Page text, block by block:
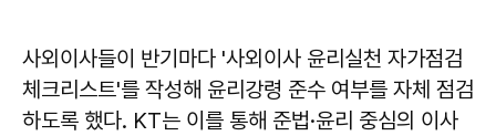
사외이사들이 반기마다 '사외이사 윤리실천 자가점검
체크리스트'를 작성해 윤리강령 준수 여부를 자체 점검
하도록 했다. KT는 이를 통해 준법·윤리 중심의 이사